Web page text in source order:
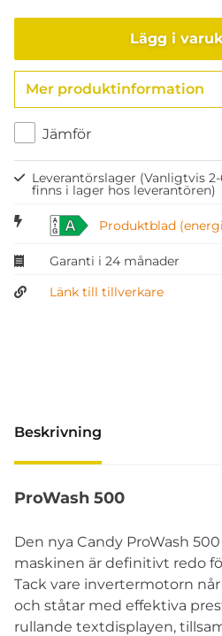
Lägg i
Gå till
Mer produktinformation
Jämför
Leverantörslager (Vanligtvis
finns i lager hos leverantören)
A Produktblad
Garanti i 24 månader
Länk till tillverkare
Beskrivning
ProWash 500
Den nya Candy ProWash
maskinen är definitivt redo
Tack vare invertermotorn
och ståtar med effektiva
rullande textdisplayen,